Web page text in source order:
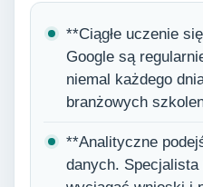
**Ciągłe uczenie
Google są
niemal każdego
branżowych
**Analityczne
danych.